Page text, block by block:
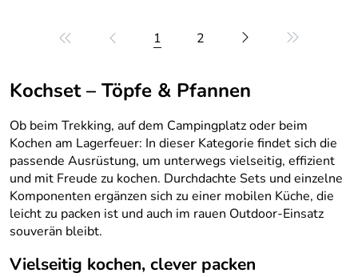
1 2
Kochset – Töpfe & Pfannen
Ob beim Trekking, auf dem Campingplatz oder beim
Kochen am Lagerfeuer: In dieser Kategorie findet sich die
passende Ausrüstung, um unterwegs vielseitig, effizient
und mit Freude zu kochen. Durchdachte Sets und einzelne
Komponenten ergänzen sich zu einer mobilen Küche, die
leicht zu packen ist und auch im rauen Outdoor-Einsatz
souverän bleibt.
Vielseitig kochen, clever packen